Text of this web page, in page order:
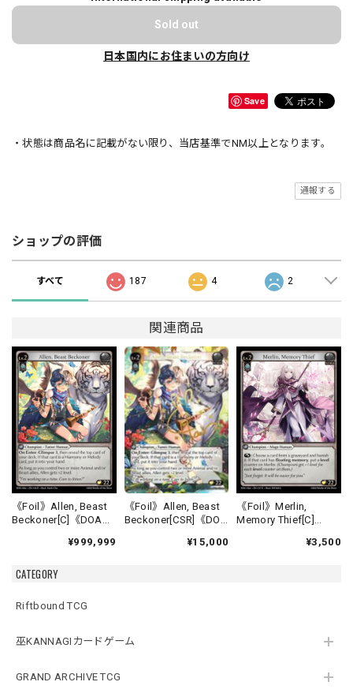
CATEGORY
Riftbound TCG
巫KANNAGIカードゲーム
GRAND ARCHIVE TCG
Sold out
日本国内にお住まいの方向け
Save
・状態は商品名に記載がない限り、当店基準でNM以上となります。
通報する
ショップの評価
すべて 187 4 2
関連商品
《Foil》Allen, Beast
Beckoner[C]《DOA
¥999,999
《Foil》Allen, Beast
Beckoner[CSR]《DOA
¥15,000
《Foil》Merlin,
Memory Thief[C]
¥3,500